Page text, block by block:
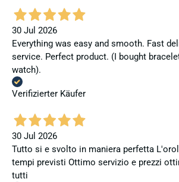
30 Jul 2026
Everything was easy and smooth. Fast
service. Perfect product. (I bought
watch).
Verifizierter Käufer
30 Jul 2026
Tutto si e svolto in maniera perfetta
tempi previsti Ottimo servizio e prezzi
tutti